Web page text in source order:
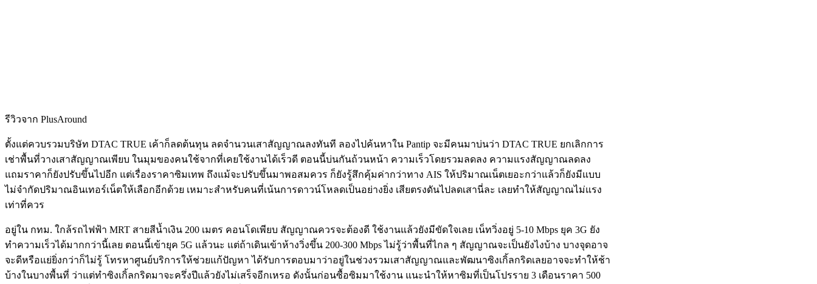
รีวิวจาก PlusAround
ตั้งแต่ควบรวมบริษัท DTAC TRUE เค้าก็ลดต้นทุน ลดจำนวนเสาสัญญาณลงทันที ลองไปค้นหาใน Pantip จะมีคนมาบ่นว่า DTAC TRUE ยกเลิกการ
เช่าพื้นที่วางเสาสัญญาณเพียบ ในมุมของคนใช้จากที่เคยใช้งานได้เร็วดี ตอนนี้บ่นกันถ้วนหน้า ความเร็วโดยรวมลดลง ความแรงสัญญาณลดลง
แถมราคาก็ยังปรับขึ้นไปอีก แต่เรื่องราคาซิมเทพ ถึงแม้จะปรับขึ้นมาพอสมควร ก็ยังรู้สึกคุ้มค่ากว่าทาง AIS ให้ปริมาณเน็ตเยอะกว่าแล้วก็ยังมีแบบ
ไม่จำกัดปริมาณอินเทอร์เน็ตให้เลือกอีกด้วย เหมาะสำหรับคนที่เน้นการดาวน์โหลดเป็นอย่างยิ่ง เสียตรงดันไปลดเสานี่ละ เลยทำให้สัญญาณไม่แรง
เท่าที่ควร
อยู่ใน กทม. ใกล้รถไฟฟ้า MRT สายสีน้ำเงิน 200 เมตร คอนโดเพียบ สัญญาณควรจะต้องดี ใช้งานแล้วยังมีขัดใจเลย เน็ทวิ่งอยู่ 5-10 Mbps ยุค 3G ยัง
ทำความเร็วได้มากกว่านี้เลย ตอนนี้เข้ายุค 5G แล้วนะ แต่ถ้าเดินเข้าห้างวิ่งขึ้น 200-300 Mbps ไม่รู้ว่าพื้นที่ไกล ๆ สัญญาณจะเป็นยังไงบ้าง บางจุดอาจ
จะดีหรือแย่ยิ่งกว่าก็ไม่รู้ โทรหาศูนย์บริการให้ช่วยแก้ปัญหา ได้รับการตอบมาว่าอยู่ในช่วงรวมเสาสัญญาณและพัฒนาซิงเกิ้ลกริดเลยอาจจะทำให้ช้า
บ้างในบางพื้นที่ ว่าแต่ทำซิงเกิ้ลกริดมาจะครึ่งปีแล้วยังไม่เสร็จอีกเหรอ ดังนั้นก่อนซื้อซิมมาใช้งาน แนะนำให้หาซิมที่เป็นโปรราย 3 เดือนราคา 500